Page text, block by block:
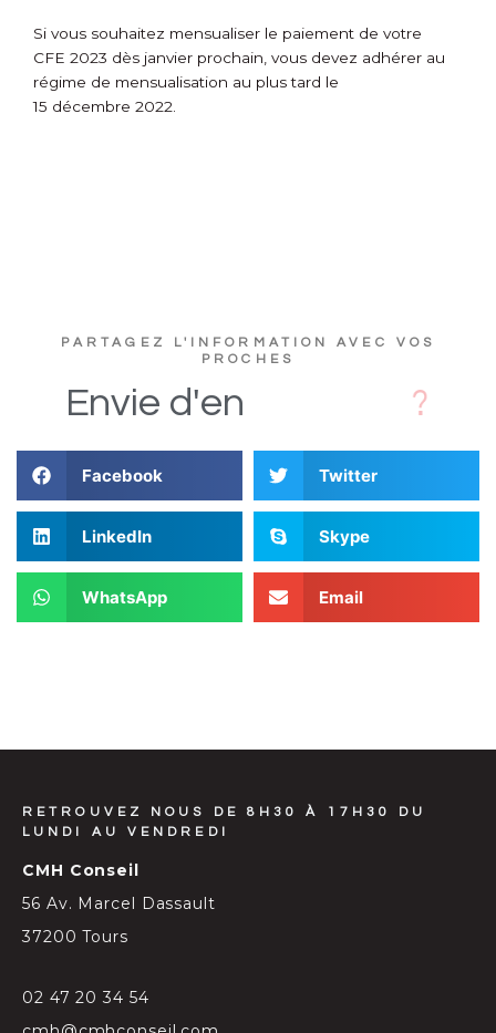
Si vous souhaitez mensualiser le paiement de votre
CFE 2023 dès janvier prochain, vous devez adhérer au
régime de mensualisation au plus tard le
15 décembre 2022.
PARTAGEZ L'INFORMATION AVEC VOS
PROCHES
Envie d'en
Facebook Twitter
LinkedIn Skype
WhatsApp Email
RETROUVEZ NOUS DE 8H30 À 17H30 DU
LUNDI AU VENDREDI
CMH Conseil
56 Av. Marcel Dassault
37200 Tours
02 47 20 34 54